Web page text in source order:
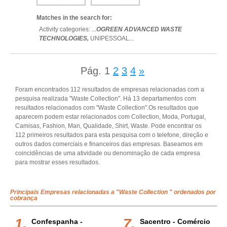
Matches in the search for:
Activity categories: ...OGREEN ADVANCED WASTE
TECHNOLOGIES, UNIPESSOAL...
Pág. 1 2 3 4 »
Foram encontrados 112 resultados de empresas relacionadas com a
pesquisa realizada "Waste Collection". Há 13 departamentos com
resultados relacionados com "Waste Collection".Os resultados que
aparecem podem estar relacionados com Collection, Moda, Portugal,
Camisas, Fashion, Man, Qualidade, Shirt, Waste. Pode encontrar os
112 primeiros resultados para esta pesquisa com o telefone, direção e
outros dados comerciais e financeiros das empresas. Baseamos em
coincidências de uma atividade ou denominação de cada empresa
para mostrar esses resultados.
Principais Empresas relacionadas a "Waste Collection " ordenados por
cobrança
Confespanha -
Sacentro - Comércio